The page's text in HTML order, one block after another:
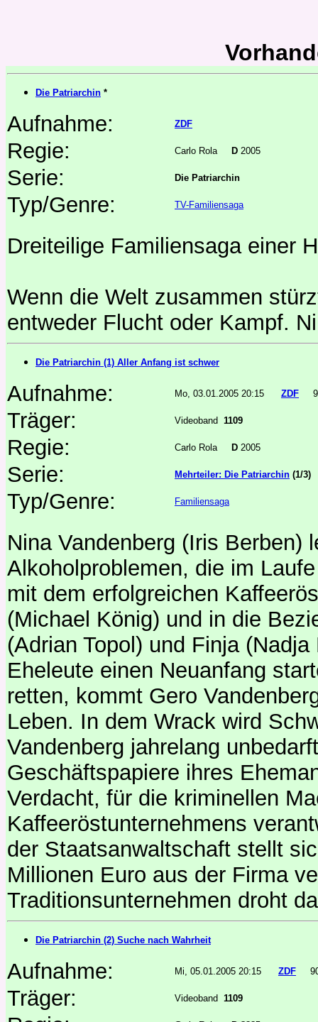
Die Patriarchin *
Aufnahme: ZDF
Regie: Carlo Rola D 2005
Serie: Die Patriarchin
Typ/Genre: TV-Familiensaga
Dreiteilige Familiensaga einer
Wenn die Welt zusammen
entweder Flucht oder Kampf.
Die Patriarchin (1) Aller Anfang ist schwer
Aufnahme: Mo, 03.01.2005 20:15 ZDF
Träger: Videoband 1109
Regie: Carlo Rola D 2005
Serie: Mehrteiler: Die Patriarchin (1/3)
Typ/Genre: Familiensaga
Nina Vandenberg (Iris Berben)
Alkoholproblemen, die im
mit dem erfolgreichen
(Michael König) und in die
(Adrian Topol) und Finja
Eheleute einen Neuanfang
retten, kommt Gero
Leben. In dem Wrack wird
Vandenberg jahrelang
Geschäftspapiere ihres
Verdacht, für die kriminellen
Kaffeeröstunternehmens
der Staatsanwaltschaft stellt
Millionen Euro aus der Firma
Traditionsunternehmen droht
Die Patriarchin (2) Suche nach Wahrheit
Aufnahme: Mi, 05.01.2005 20:15 ZDF
Träger: Videoband 1109